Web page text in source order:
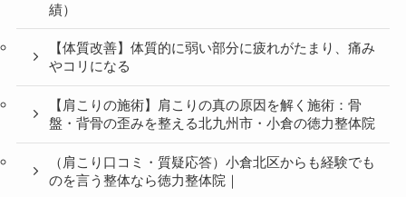
績）
【体質改善】体質的に弱い部分に疲れがたまり、痛み
やコリになる
【肩こりの施術】肩こりの真の原因を解く施術：骨
盤・背骨の歪みを整える北九州市・小倉の徳力整体院
（肩こり口コミ・質疑応答）小倉北区からも経験でも
のを言う整体なら徳力整体院｜